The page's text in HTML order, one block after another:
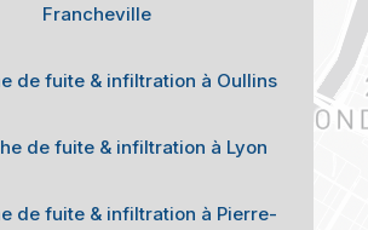
Francheville
de fuite & infiltration à Oullins
de fuite & infiltration à Lyon
de fuite & infiltration à Pierre-